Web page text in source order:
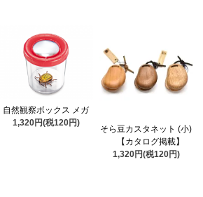
自然観察ボックス メガ
1,320円(税120円)
そら豆カスタネット (小)
【カタログ掲載】
1,320円(税120円)